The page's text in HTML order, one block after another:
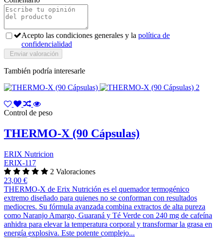
Acepto las condiciones generales y la política de
confidencialidad
También podría interesarle
Control de peso
THERMO-X (90 Cápsulas)
ERIX Nutricion
ERIX-117
2 Valoraciones
23,00 €
THERMO-X de Erix Nutrición es el quemador termogénico
extremo diseñado para quienes no se conforman con resultados
mediocres. Su fórmula avanzada combina extractos de alta pureza
como Naranjo Amargo, Guaraná y Té Verde con 240 mg de cafeína
anhidra para elevar la temperatura corporal y transformar la grasa en
energía explosiva. Este potente complejo...